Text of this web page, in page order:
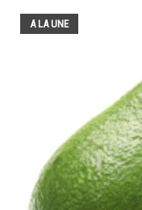
A LA UNE